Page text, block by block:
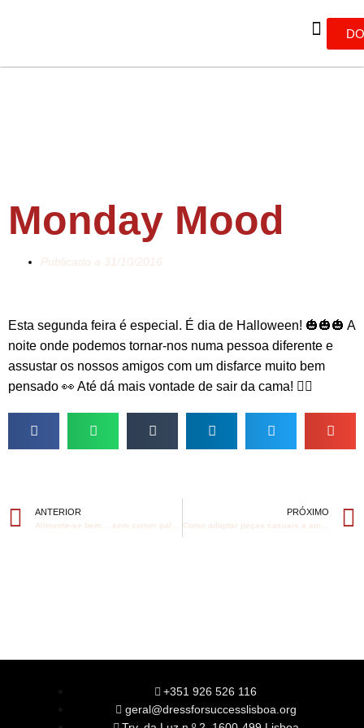
Monday Mood
Publicado a 31/10/2016
Esta segunda feira é especial. É dia de Halloween! 🎃🎃🎃 A
noite onde podemos tornar-nos numa pessoa diferente e
assustar os nossos amigos com um disfarce muito bem
pensado 👀 Até dá mais vontade de sair da cama! 👌🏼
ANTERIOR PRÓXIMO
+351 926 526 116
geral@dressforsuccesslisboa.org